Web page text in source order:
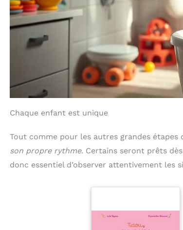
Chaque enfant est unique
Tout comme pour les autres grandes étapes
son propre rythme. Certains seront prêts
donc essentiel d’observer attentivement les